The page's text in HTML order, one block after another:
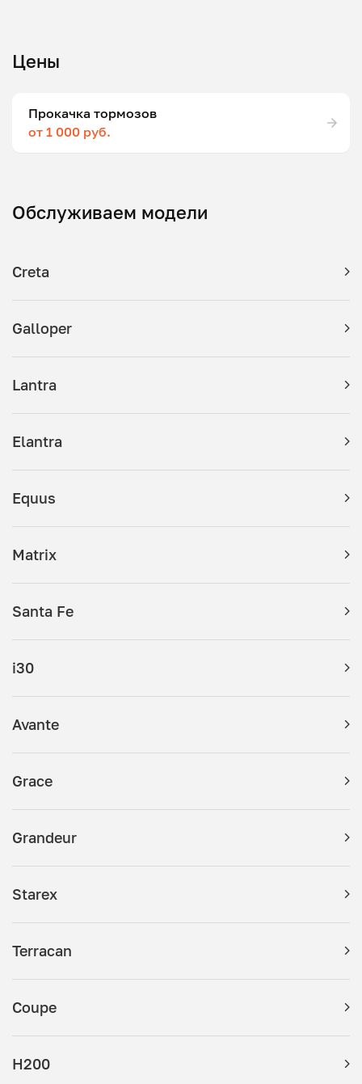
Цены
Прокачка тормозов
от 1 000 руб.
Обслуживаем модели
Creta
Galloper
Lantra
Elantra
Equus
Matrix
Santa Fe
i30
Avante
Grace
Grandeur
Starex
Terracan
Coupe
H200